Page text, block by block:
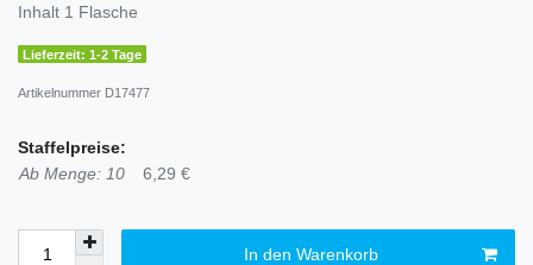
Inhalt 1 Flasche
Lieferzeit: 1-2 Tage
Artikelnummer D17477
Staffelpreise:
Ab Menge: 10
6,29 €
In den Warenkorb